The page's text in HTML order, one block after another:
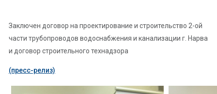
Заключен договор на проектирование и строительство 2-ой
части трубопроводов водоснабжения и канализации г. Нарва
и договор строительного технадзора
(пресс-релиз)